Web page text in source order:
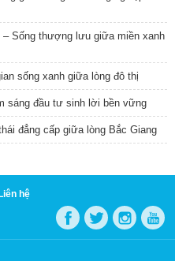
Sống thượng lưu giữa miền xanh
sống xanh giữa lòng đô thị
sáng đầu tư sinh lời bền vững
đẳng cấp giữa lòng Bắc Giang
Liên hệ